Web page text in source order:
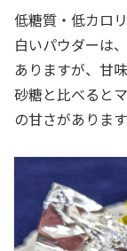
低糖質・低カロ
白いパウダーは
ありますが、甘
砂糖と比べると
の甘さがあります